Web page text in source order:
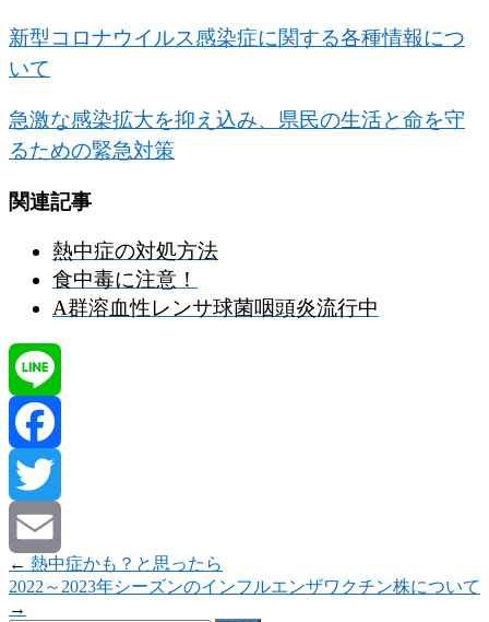
新型コロナウイルス感染症に関する各種情報につ
いて
急激な感染拡大を抑え込み、県民の生活と命を守
るための緊急対策
関連記事
熱中症の対処方法
食中毒に注意！
A群溶血性レンサ球菌咽頭炎流行中
Line
Facebook
Twitter
Email
← 熱中症かも？と思ったら
2022～2023年シーズンのインフルエンザワクチン株について
→